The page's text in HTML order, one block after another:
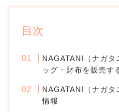
目次
NAGATANI（ナガタ
ッグ・財布を販売す
NAGATANI（ナガタ
情報